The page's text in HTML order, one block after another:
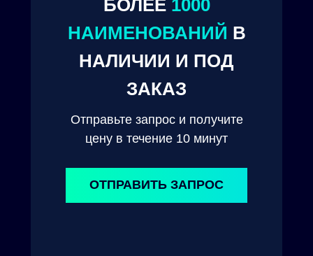
ОТПРАВИТЬ ЗАПРОС
БОЛЕЕ 1000
НАИМЕНОВАНИЙ В
НАЛИЧИИ И ПОД
ЗАКАЗ
Отправьте запрос и получите
цену в течение 10 минут
© 2024. ООО "Технокам Инжиниринг"